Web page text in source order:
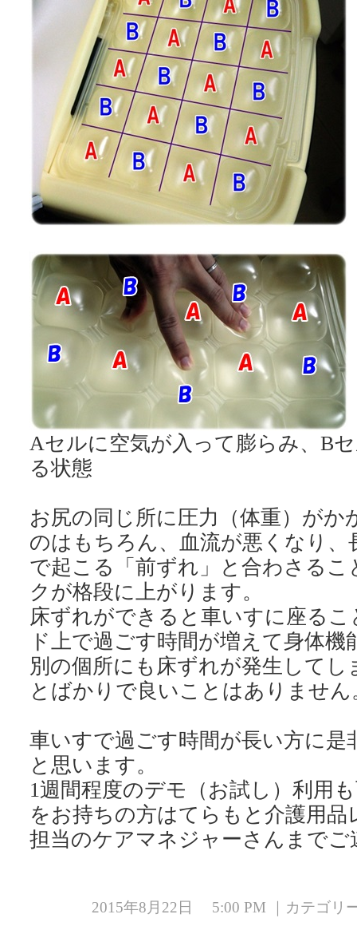
Aセルに空気が入って膨らみ、B
る状態
お尻の同じ所に圧力（体重）がか
のはもちろん、血流が悪くなり、
で起こる「前ずれ」と合わさる
クが格段に上がります。
床ずれができると車いすに座る
ド上で過ごす時間が増えて身体
別の個所にも床ずれが発生して
とばかりで良いことはありません
車いすで過ごす時間が長い方に
と思います。
1週間程度のデモ（お試し）利用
をお持ちの方はてらもと介護用
2015年8月22日 5:00 PM ｜カテゴリ